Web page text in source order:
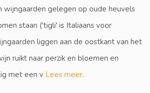
wijngaarden gelegen op oude heuvels
staan ('tigli' is Italiaans voor
liggen aan de oostkant van het
ruikt naar perzik en bloemen en
met een v Lees meer..